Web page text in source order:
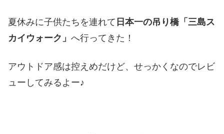
夏休みに子供たちを連れて 日本一の吊り橋「三島ス
カイウォーク」 へ行ってきた！
アウトドア感は控えめだけど、せっかくなのでレビ
ューしてみるよー♪